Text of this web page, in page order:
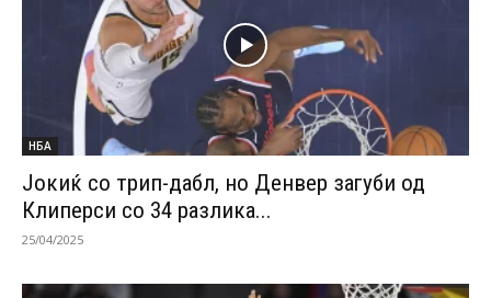
НБА
Јокиќ со трип-дабл, но Денвер загуби од
Клиперси со 34 разлика...
25/04/2025